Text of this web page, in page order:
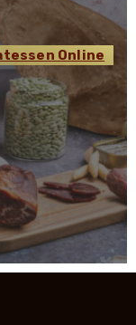
Online